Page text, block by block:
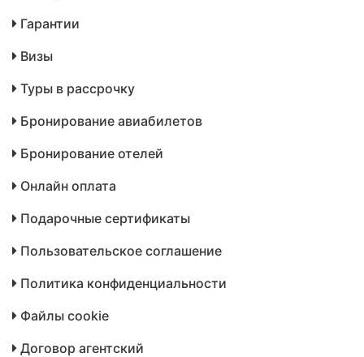
Гарантии
Визы
Туры в рассрочку
Бронирование авиабилетов
Бронирование отелей
Онлайн оплата
Подарочные сертификаты
Пользовательское соглашение
Политика конфиденциальности
Файлы cookie
Договор агентский